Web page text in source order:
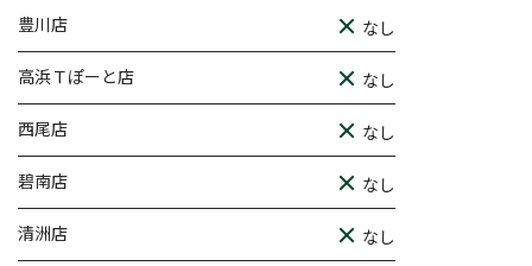
豊川店 なし
高浜Ｔぽーと店 なし
西尾店 なし
碧南店 なし
清洲店 なし